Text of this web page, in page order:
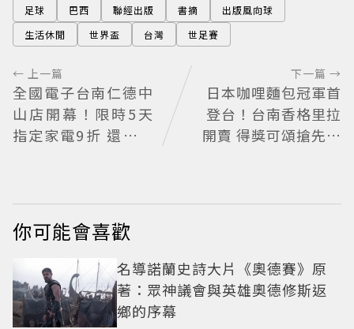
足球 巴西 聯經出版 書摘
出版風向球
生活休閒
世界盃 台灣 世足賽
← 上一篇
全國電子台南仁德中
山店開幕！限時5天
指定家電9折 還有每
下一篇 →
日本咖哩麵包冠軍首
登台！台南香格里拉
開賣 得獎可頌搶先日
你可能會喜歡
名導諾蘭史詩大片《奧德賽》原
著：眾神議會與英雄奧德修斯返
鄉的序幕